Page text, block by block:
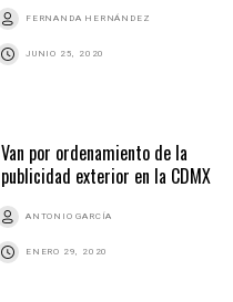
FERNANDA HERNÁNDEZ
JUNIO 25, 2020
Van por ordenamiento de la
publicidad exterior en la CDMX
ANTONIO GARCÍA
ENERO 29, 2020